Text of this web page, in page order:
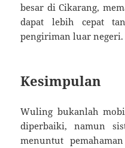
besar di Cikarang,
dapat lebih cepat
pengiriman luar negeri.
Kesimpulan
Wuling bukanlah
diperbaiki, namun
menuntut